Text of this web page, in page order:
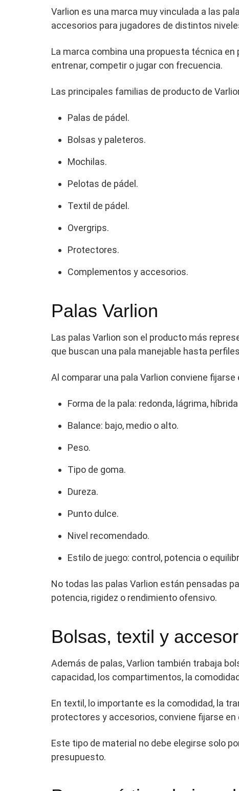
Varlion es una marca muy vinculada a las
accesorios para jugadores de distintos
La marca combina una propuesta técnica
entrenar, competir o jugar con frecuencia.
Las principales familias de producto de
Palas de pádel.
Bolsas y paleteros.
Mochilas.
Pelotas de pádel.
Textil de pádel.
Overgrips.
Protectores.
Complementos y accesorios.
Palas Varlion
Las palas Varlion son el producto más
que buscan una pala manejable hasta
Al comparar una pala Varlion conviene fijarse
Forma de la pala: redonda, lágrima,
Balance: bajo, medio o alto.
Peso.
Tipo de goma.
Dureza.
Punto dulce.
Nivel recomendado.
Estilo de juego: control, potencia o
No todas las palas Varlion están pensadas
potencia, rigidez o rendimiento ofensivo.
Bolsas, textil y
Además de palas, Varlion también trabaja
capacidad, los compartimentos, la
En textil, lo importante es la comodidad, la
protectores y accesorios, conviene fijarse en
Este tipo de material no debe elegirse solo
presupuesto.